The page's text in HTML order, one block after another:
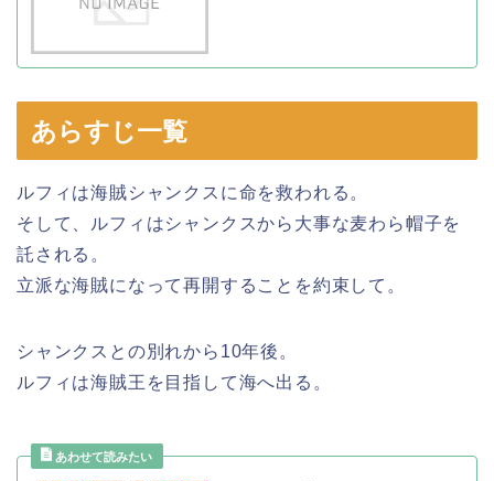
あらすじ一覧
ルフィは海賊シャンクスに命を救われる。
そして、ルフィはシャンクスから大事な麦わら帽子を
託される。
立派な海賊になって再開することを約束して。
シャンクスとの別れから10年後。
ルフィは海賊王を目指して海へ出る。